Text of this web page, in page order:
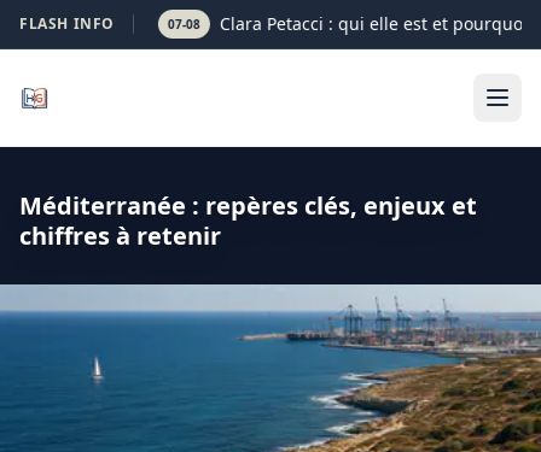
FLASH INFO 07-08 Clara Petacci : qui elle est et pourquoi
Méditerranée : repères clés, enjeux et
chiffres à retenir